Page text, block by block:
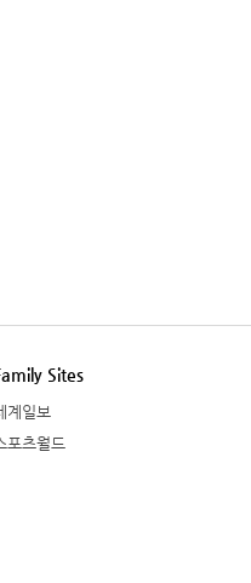
Sites
계일보
포츠월드